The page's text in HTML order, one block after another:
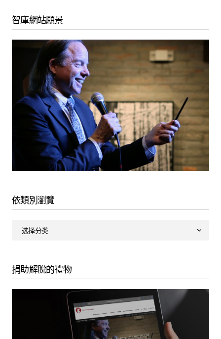
11. 第7 課- 我的天堂的細微處 - Geshe Michael Roach
12. 第8 課- 開始了解你 - Geshe Michael Roach
13. 第9 課- 拜訪太陽中心 - Geshe Michael Roach
14. 冥想4: 裝載疫苗 - Geshe Michael Roach
15. 第10 課- 急著去工作 - Geshe Michael Roach
16. 第11 課- 進入網球隊 - Geshe Michael Roach
18. 冥想5: 利刃之冠 - Geshe Michael Roach
冥想音頻（僅中文)
(僅中文）冥想1: 真誠行動這把槍
1. (僅中文）冥想1: 真誠行動這把槍
3. (僅中文）冥想3: 太陽中心的死亡
4. (僅中文）冥想4: 裝載疫苗
5. (僅中文）冥想5: 利刃之冠
3. Meditation 1: The Act of Truth Gun - Geshe Michael Roach
4. Class 1: Light of the World - Geshe Michael Roach
6. Class 3: Love in the Time of the Virus - Geshe Michael Roach
7. Meditation 2 Explanation : Fear to the Middle of the Sun - Geshe Michael Roach
8. Meditation 2: Fear to the Middle of the Sun - Geshe Michael Roach
9. Class 4: The Best & Worst - Geshe Michael Roach
16. Class 9: Visiting the Middle of the Sun - Geshe Michael Roach
17. Meditation 4 Explanation : Loading the Vaccine - Geshe Michael Roach
Supplementary Course Materials
commentary by Geshe Michael
Transcript of Geshe Michael’s Oral Transmission of Master
Shantideva’s Dedication Chapter
智庫網站願景
依類別瀏覽
捐助解脫的禮物